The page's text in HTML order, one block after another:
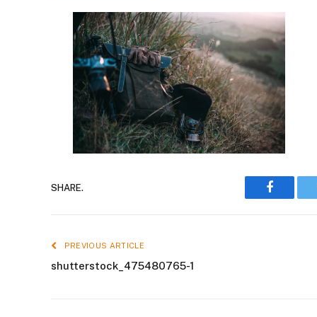
SHARE.
PREVIOUS ARTICLE
shutterstock_475480765-1